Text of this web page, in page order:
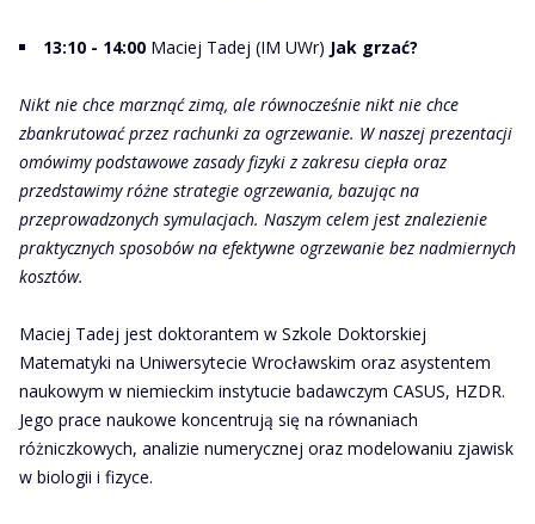
13:10 - 14:00 Maciej Tadej (IM UWr) Jak grzać?
Nikt nie chce marznąć zimą, ale równocześnie nikt nie chce
zbankrutować przez rachunki za ogrzewanie. W naszej prezentacji
omówimy podstawowe zasady fizyki z zakresu ciepła oraz
przedstawimy różne strategie ogrzewania, bazując na
przeprowadzonych symulacjach. Naszym celem jest znalezienie
praktycznych sposobów na efektywne ogrzewanie bez nadmiernych
kosztów.
Maciej Tadej jest doktorantem w Szkole Doktorskiej
Matematyki na Uniwersytecie Wrocławskim oraz asystentem
naukowym w niemieckim instytucie badawczym CASUS, HZDR.
Jego prace naukowe koncentrują się na równaniach
różniczkowych, analizie numerycznej oraz modelowaniu zjawisk
w biologii i fizyce.